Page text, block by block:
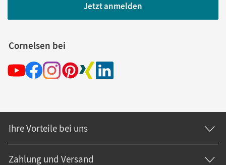
Jetzt anmelden
Cornelsen bei
Ihre Vorteile bei uns
Zahlung und Versand